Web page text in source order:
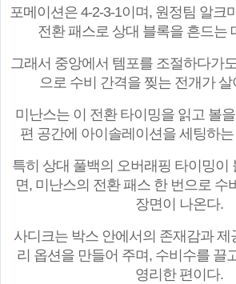
포메이션은 4-2-3-1이며, 원정팀 알크
전환 패스로 상대 블록을 흔드는
그래서 중앙에서 템포를 조절하다가
으로 수비 간격을 찢는 전개가
미난스는 이 전환 타이밍을 읽고 볼
편 공간에 아이솔레이션을 세팅하
특히 상대 풀백의 오버래핑 타이밍이
면, 미난스의 전환 패스 한 번으로 수
장면이 나온다.
사디크는 박스 안에서의 존재감과 제
리 옵션을 만들어 주며, 수비수를 끌
영리한 편이다.